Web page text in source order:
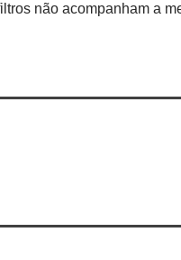
não acompanham a